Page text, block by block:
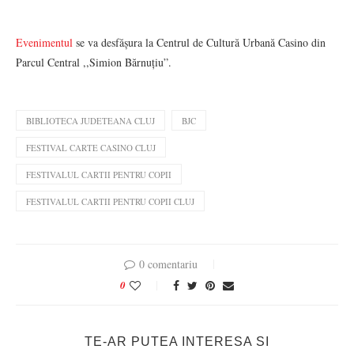
Evenimentul se va desfășura la Centrul de Cultură Urbană Casino din
Parcul Central ,,Simion Bărnuțiu”.
BIBLIOTECA JUDETEANA CLUJ BJC
FESTIVAL CARTE CASINO CLUJ
FESTIVALUL CARTII PENTRU COPII
FESTIVALUL CARTII PENTRU COPII CLUJ
0 comentariu
0
TE-AR PUTEA INTERESA SI